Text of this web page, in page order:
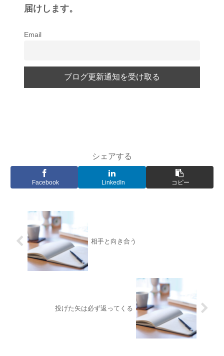
届けします。
Email
シェアする
Facebook LinkedIn コピー
相手と向き合う
投げた矢は必ず返ってくる